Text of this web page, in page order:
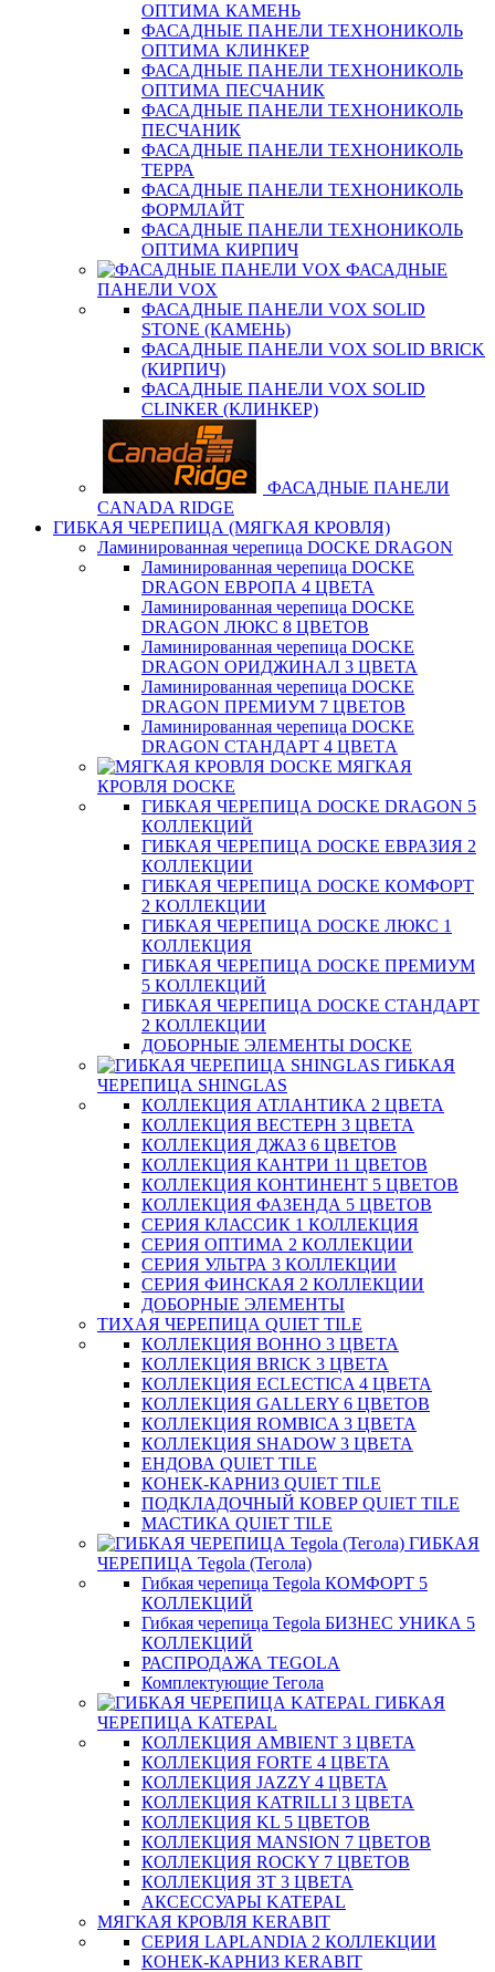
ОПТИМА КАМЕНЬ
ФАСАДНЫЕ ПАНЕЛИ ТЕХНОНИКОЛЬ
ОПТИМА КЛИНКЕР
ФАСАДНЫЕ ПАНЕЛИ ТЕХНОНИКОЛЬ
ОПТИМА ПЕСЧАНИК
ФАСАДНЫЕ ПАНЕЛИ ТЕХНОНИКОЛЬ
ПЕСЧАНИК
ФАСАДНЫЕ ПАНЕЛИ ТЕХНОНИКОЛЬ
ТЕРРА
ФАСАДНЫЕ ПАНЕЛИ ТЕХНОНИКОЛЬ
ФОРМЛАЙТ
ФАСАДНЫЕ ПАНЕЛИ ТЕХНОНИКОЛЬ
ОПТИМА КИРПИЧ
ФАСАДНЫЕ
ПАНЕЛИ VOX
ФАСАДНЫЕ ПАНЕЛИ VOX SOLID
STONE (КАМЕНЬ)
ФАСАДНЫЕ ПАНЕЛИ VOX SOLID BRICK
(КИРПИЧ)
ФАСАДНЫЕ ПАНЕЛИ VOX SOLID
CLINКER (КЛИНКЕР)
ФАСАДНЫЕ ПАНЕЛИ
CANADA RIDGE
ГИБКАЯ ЧЕРЕПИЦА (МЯГКАЯ КРОВЛЯ)
Ламинированная черепица DOCKE DRAGON
Ламинированная черепица DOCKE
DRAGON ЕВРОПА 4 ЦВЕТА
Ламинированная черепица DOCKE
DRAGON ЛЮКС 8 ЦВЕТОВ
Ламинированная черепица DOCKE
DRAGON ОРИДЖИНАЛ 3 ЦВЕТА
Ламинированная черепица DOCKE
DRAGON ПРЕМИУМ 7 ЦВЕТОВ
Ламинированная черепица DOCKE
DRAGON СТАНДАРТ 4 ЦВЕТA
МЯГКАЯ
КРОВЛЯ DOCKE
ГИБКАЯ ЧЕРЕПИЦА DOCKE DRAGON 5
КОЛЛЕКЦИЙ
ГИБКАЯ ЧЕРЕПИЦА DOCKE ЕВРАЗИЯ 2
КОЛЛЕКЦИИ
ГИБКАЯ ЧЕРЕПИЦА DOCKE КОМФОРТ
2 КОЛЛЕКЦИИ
ГИБКАЯ ЧЕРЕПИЦА DOCKE ЛЮКС 1
КОЛЛЕКЦИЯ
ГИБКАЯ ЧЕРЕПИЦА DOCKE ПРЕМИУМ
5 КОЛЛЕКЦИЙ
ГИБКАЯ ЧЕРЕПИЦА DOCKE СТАНДАРТ
2 КОЛЛЕКЦИИ
ДОБОРНЫЕ ЭЛЕМЕНТЫ DOCKE
ГИБКАЯ
ЧЕРЕПИЦА SHINGLAS
КОЛЛЕКЦИЯ АТЛАНТИКА 2 ЦВЕТА
КОЛЛЕКЦИЯ ВЕСТЕРН 3 ЦВЕТА
КОЛЛЕКЦИЯ ДЖАЗ 6 ЦВЕТОВ
КОЛЛЕКЦИЯ КАНТРИ 11 ЦВЕТОВ
КОЛЛЕКЦИЯ КОНТИНЕНТ 5 ЦВЕТОВ
КОЛЛЕКЦИЯ ФАЗЕНДА 5 ЦВЕТОВ
СЕРИЯ КЛАССИК 1 КОЛЛЕКЦИЯ
СЕРИЯ ОПТИМА 2 КОЛЛЕКЦИИ
СЕРИЯ УЛЬТРА 3 КОЛЛЕКЦИИ
СЕРИЯ ФИНСКАЯ 2 КОЛЛЕКЦИИ
ДОБОРНЫЕ ЭЛЕМЕНТЫ
ТИХАЯ ЧЕРЕПИЦА QUIET TILE
КОЛЛЕКЦИЯ BOHHO 3 ЦВЕТА
КОЛЛЕКЦИЯ BRICK 3 ЦВЕТА
КОЛЛЕКЦИЯ ECLECTICA 4 ЦВЕТА
КОЛЛЕКЦИЯ GALLERY 6 ЦВЕТОВ
КОЛЛЕКЦИЯ ROMBICA 3 ЦВЕТА
КОЛЛЕКЦИЯ SHADOW 3 ЦВЕТА
ЕНДОВА QUIET TILE
КОНЕК-КАРНИЗ QUIET TILE
ПОДКЛАДОЧНЫЙ КОВЕР QUIET TILE
МАСТИКА QUIET TILE
ГИБКАЯ
ЧЕРЕПИЦА Tegola (Тегола)
Гибкая черепица Tegola КОМФОРТ 5
КОЛЛЕКЦИЙ
Гибкая черепица Tegola БИЗНЕС УНИКА 5
КОЛЛЕКЦИЙ
РАСПРОДАЖА TEGOLA
Комплектующие Тегола
ГИБКАЯ
ЧЕРЕПИЦА KATEPAL
КОЛЛЕКЦИЯ AMBIENT 3 ЦВЕТА
КОЛЛЕКЦИЯ FORTE 4 ЦВЕТА
КОЛЛЕКЦИЯ JAZZY 4 ЦВЕТА
КОЛЛЕКЦИЯ KATRILLI 3 ЦВЕТА
КОЛЛЕКЦИЯ KL 5 ЦВЕТОВ
КОЛЛЕКЦИЯ MANSION 7 ЦВЕТОВ
КОЛЛЕКЦИЯ ROCKY 7 ЦВЕТОВ
КОЛЛЕКЦИЯ ЗТ 3 ЦВЕТА
АКСЕССУАРЫ KATEPAL
МЯГКАЯ КРОВЛЯ KERABIT
СЕРИЯ LAPLANDIA 2 КОЛЛЕКЦИИ
КОНЕК-КАРНИЗ KERABIT